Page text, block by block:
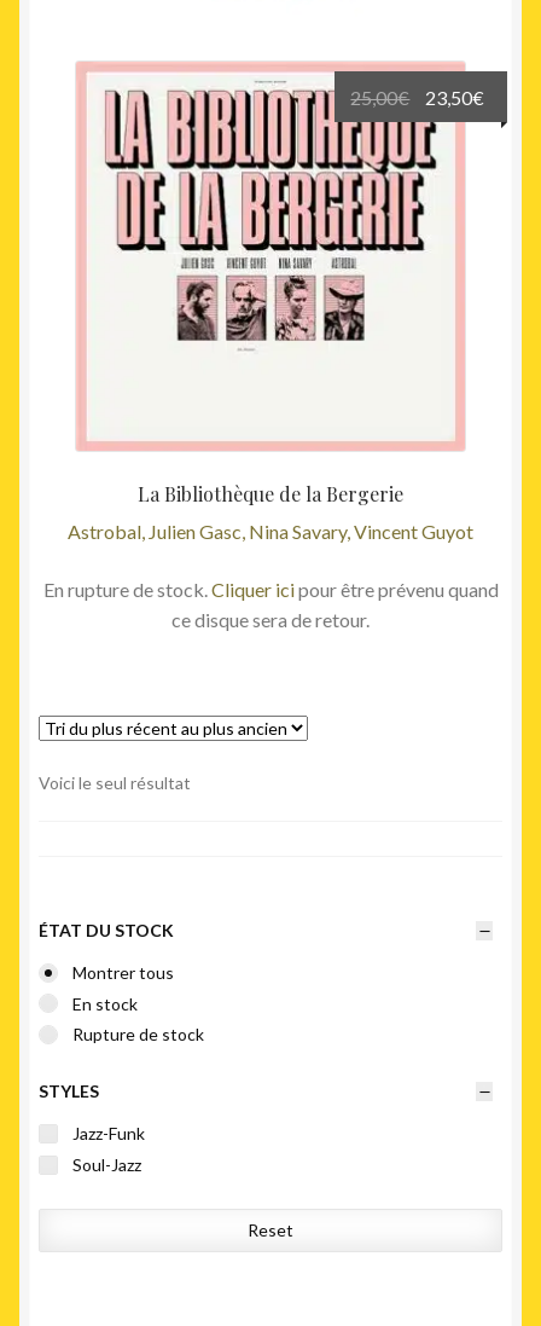
La Bibliothèque de la Bergerie
Astrobal, Julien Gasc, Nina Savary, Vincent Guyot
25,00€
Le
prix
initial
était :
25,00€.
23,50€
prix
En rupture de stock. Cliquer icipour être prévenu quand
ce disque sera de retour.
Voici le seul résultat
ÉTAT DU STOCK
Montrer tous
En stock
Rupture de stock
STYLES
Jazz-Funk
Soul-Jazz
Reset